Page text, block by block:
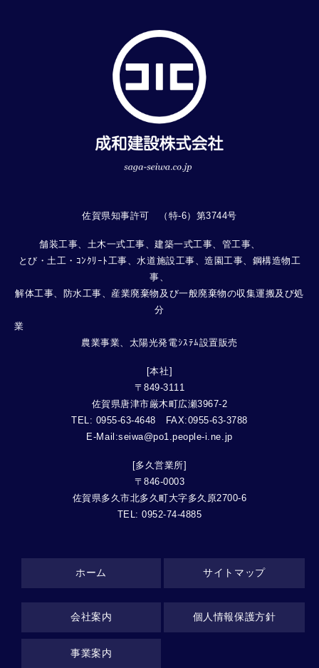
佐賀県知事許可 （特-6）第3744号
舗装工事、土木一式工事、建築一式工事、管工事、
とび・土工・ｺﾝｸﾘｰﾄ工事、水道施設工事、造園工事、鋼構造物工
事、
解体工事、防水工事、産業廃棄物及び一般廃棄物の収集運搬及び処
分
農業事業、太陽光発電ｼｽﾃﾑ設置販売
[本社]
〒849-3111
佐賀県唐津市厳木町広瀬3967-2
TEL: 0955-63-4648 FAX:0955-63-3788
E-Mail:seiwa@po1.people-i.ne.jp
[多久営業所]
〒846-0003
佐賀県多久市北多久町大字多久原2700-6
TEL: 0952-74-4885
ホーム
会社案内
事業案内
サイトマップ
個人情報保護方針